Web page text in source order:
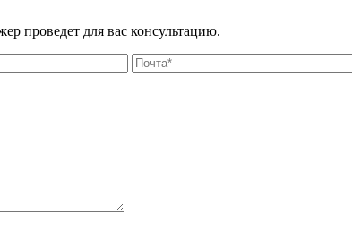
проведет для вас консультацию.